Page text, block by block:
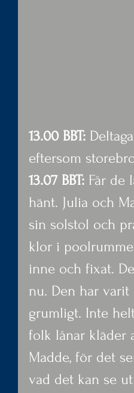
13.00 BBT:
eftersom
13.07 BBT: Får de
hänt. Julia och
sin solstol och
klor i
inne och fixat.
nu. Den har
grumligt. Inte
folk lånar kläder
Madde, för det
vad det kan se